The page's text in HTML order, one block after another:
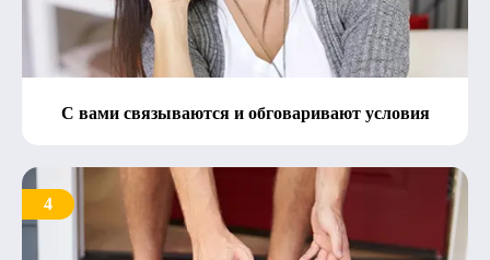
С вами связываются и обговаривают условия
4